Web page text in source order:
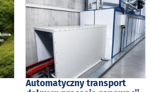
Automatyczny transport